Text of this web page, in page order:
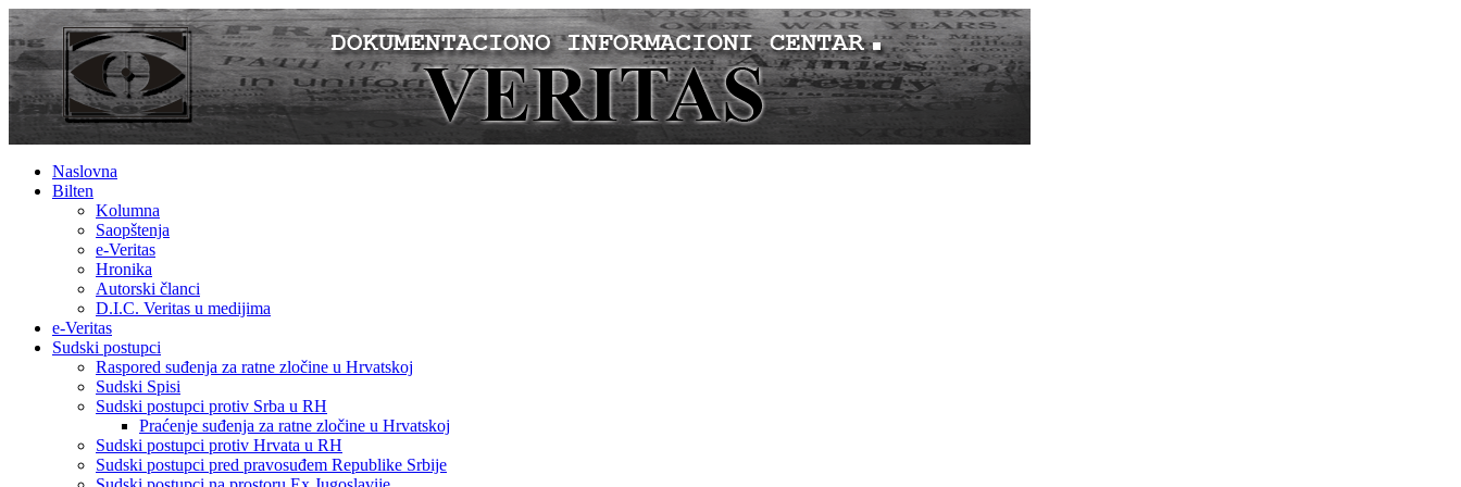
Naslovna
Bilten
Kolumna
Saopštenja
e-Veritas
Hronika
Autorski članci
D.I.C. Veritas u medijima
e-Veritas
Sudski postupci
Raspored suđenja za ratne zločine u Hrvatskoj
Sudski Spisi
Sudski postupci protiv Srba u RH
Praćenje suđenja za ratne zločine u Hrvatskoj
Sudski postupci protiv Hrvata u RH
Sudski postupci pred pravosuđem Republike Srbije